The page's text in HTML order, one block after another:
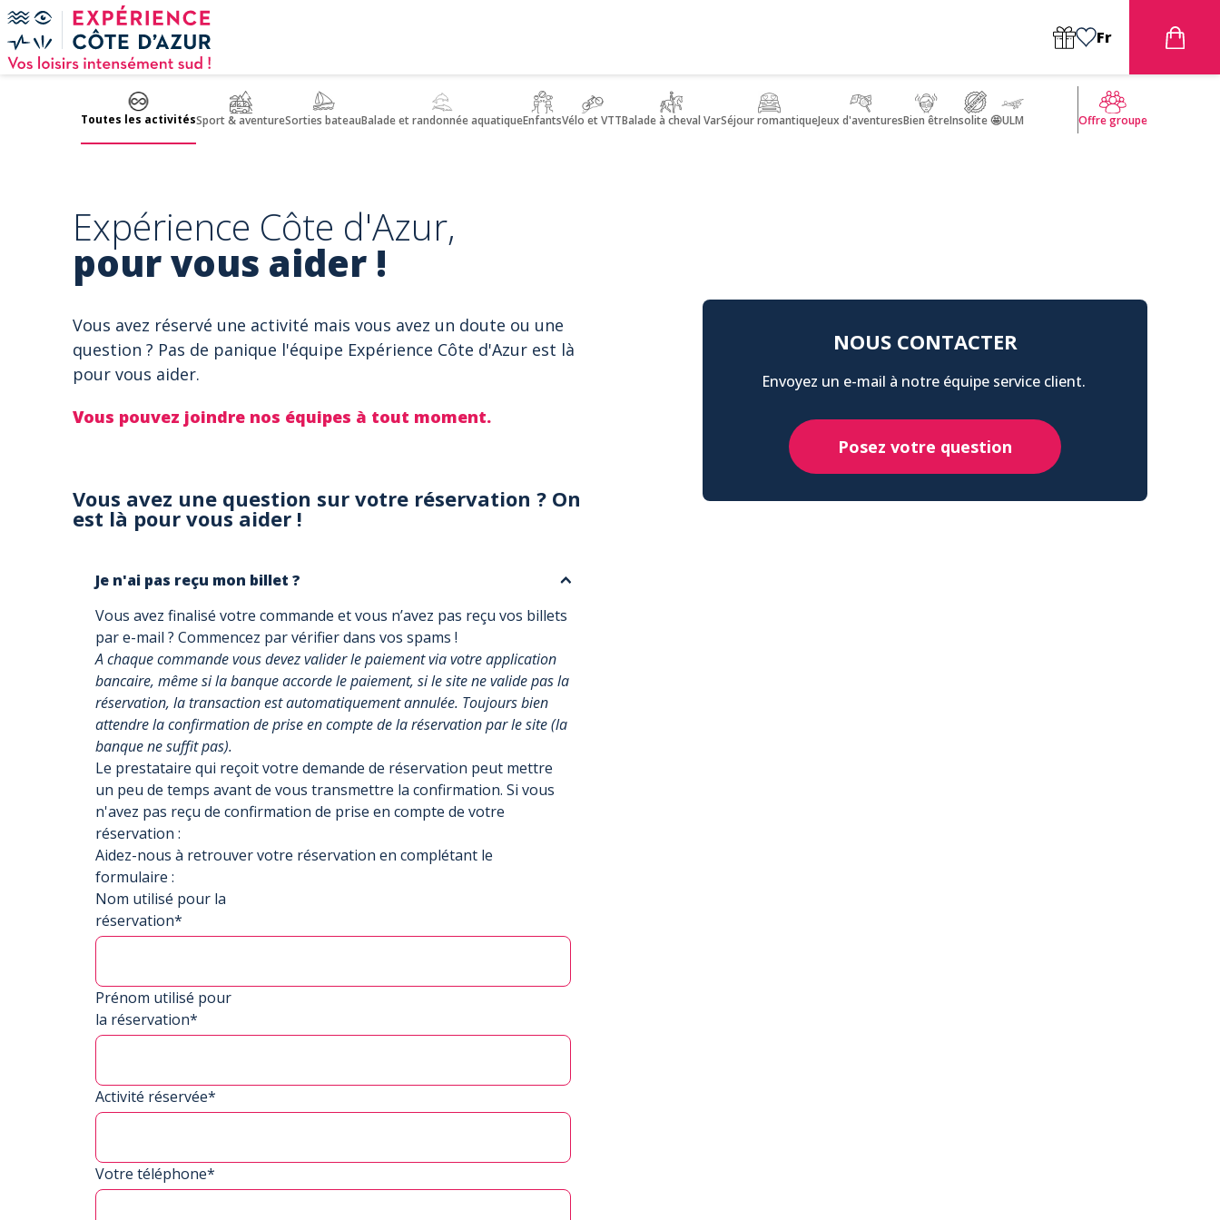
Panneau de gestion des cookies
Fr
Toutes les activitésSport & aventureSorties bateauBalade et randonnée aquatiqueEnfantsVélo et VTTBalade à cheval VarSéjour romantiqueJeux d'aventuresBien êtreInsolite 🤩ULM Offre groupe
Expérience Côte d'Azur,
pour vous aider !
Vous avez réservé une activité mais vous avez un doute ou une
question ? Pas de panique l'équipe Expérience Côte d'Azur est là
pour vous aider.
Vous pouvez joindre nos équipes à tout moment.
Vous avez une question sur votre réservation ? On
est là pour vous aider !
Je n'ai pas reçu mon billet ?
Vous avez finalisé votre commande et vous n’avez pas reçu vos billets
par e-mail ? Commencez par vérifier dans vos spams !
A chaque commande vous devez valider le paiement via votre application
bancaire, même si la banque accorde le paiement, si le site ne valide pas la
réservation, la transaction est automatiquement annulée. Toujours bien
attendre la confirmation de prise en compte de la réservation par le site (la
banque ne suffit pas).
Le prestataire qui reçoit votre demande de réservation peut mettre
un peu de temps avant de vous transmettre la confirmation. Si vous
n'avez pas reçu de confirmation de prise en compte de votre
réservation :
Aidez-nous à retrouver votre réservation en complétant le
formulaire :
Nom utilisé pour la
réservation*
Prénom utilisé pour
la réservation*
Activité réservée*
Votre téléphone*
NOUS CONTACTER
Envoyez un e-mail à notre équipe service client.
Posez votre question